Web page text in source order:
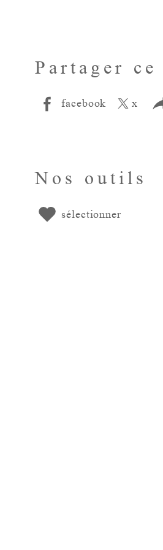
Partager ce
facebook x
Nos outils
sélectionner